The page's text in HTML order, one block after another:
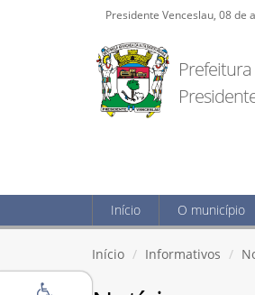
Presidente Venceslau, 08 de
Início O município
Início Informativos